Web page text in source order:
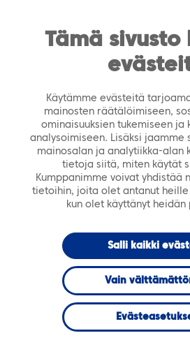
Tämä
Käytämme evästeitä
mainosten räätälöimiseen,
ominaisuuksien tukemiseen ja
analysoimiseen. Lisäksi jaamme
mainosalan ja analytiikka-alan
tietoja siitä, miten käytät
Kumppanimme voivat yhdistää
tietoihin, joita olet antanut
kun olet käyttänyt heidän
Salli kaikki
Vain
https://tiera.fi/name
Digioppimisen Kehityspäivä
oppimaan!
TAPAHTUMA
Innostu
oppimaan!